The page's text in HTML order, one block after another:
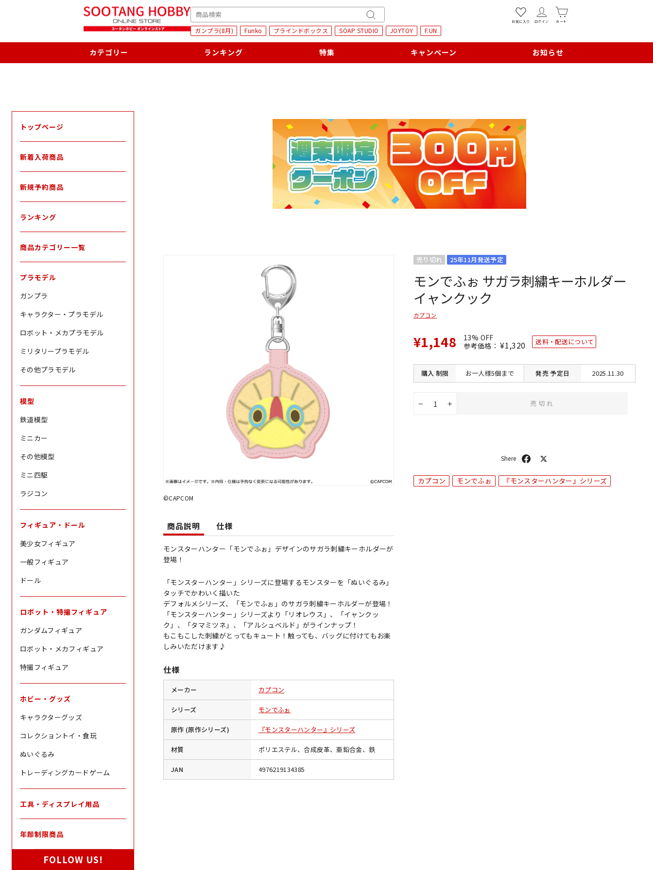
SEARCH
キ
ー
ガンプラ(8月) Funko ブラインドボックス SOAP STUDIO JOYTOY F.UN
お気に入り ログイン カート
カテゴリー ランキング 特集 キャンペーン お知らせ
トップページ
新着入荷商品
新規予約商品
ランキング
商品カテゴリー一覧
プラモデル
ガンプラ
キャラクター・プラモデル
ロボット・メカプラモデル
ミリタリープラモデル
その他プラモデル
模型
鉄道模型
ミニカー
その他模型
ミニ四駆
ラジコン
フィギュア・ドール
美少女フィギュア
一般フィギュア
ドール
ロボット・特撮フィギュア
ガンダムフィギュア
ロボット・メカフィギュア
特撮フィギュア
ホビー・グッズ
キャラクターグッズ
コレクショントイ・食玩
ぬいぐるみ
トレーディングカードゲーム
工具・ディスプレイ用品
年齢制限商品
FOLLOW US!
©CAPCOM
商品説明 仕様
モンスターハンター「モンでふぉ」デザインのサガラ刺繍キーホルダーが
登場！
「モンスターハンター」シリーズに登場するモンスターを「ぬいぐるみ」
タッチでかわいく描いた
デフォルメシリーズ、「モンでふぉ」のサガラ刺繍キーホルダーが登場！
「モンスターハンター」シリーズより「リオレウス」、「イャンクッ
ク」、「タマミツネ」、「アルシュベルド」がラインナップ！
もこもこした刺繍がとってもキュート！触っても、バッグに付けてもお楽
しみいただけます♪
仕様
メーカー カプコン
シリーズ モンでふぉ
原作 (原作シリーズ) 『モンスターハンター』シリーズ
材質 ポリエステル、合成皮革、亜鉛合金、鉄
JAN 4976219134385
売り切れ 25年11月発送予定
モンでふぉ サガラ刺繍キーホルダー
イャンクック
カプコン
¥1,148
13% OFF
参考価格： 通
常
格
¥1,320 SALE
送料・配送について
購入 制限 お一人様5個まで 発売予定日 2025.11.30
+
売切れ
シ
ア
ト
カプコン モンでふぉ 『モンスターハンター』シリーズ